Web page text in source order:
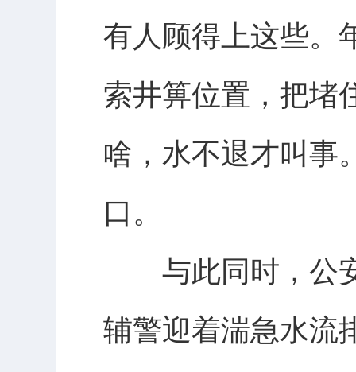
有人顾得上这些。
索井箅位置，把堵
啥，水不退才叫事
口。
与此同时，公安
辅警迎着湍急水流